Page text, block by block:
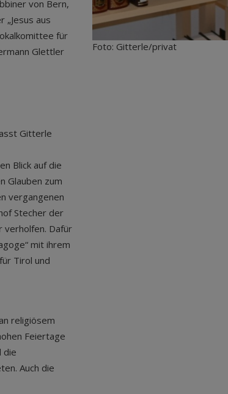
von Bern,
„Jesus aus
für
Glettler
Gitterle
Blick auf die
Glauben zum
vergangenen
Stecher der
verholfen. Dafür
mit ihrem
Tirol und
religiösem
Feiertage
die
Auch die
Foto: Gitterle/privat